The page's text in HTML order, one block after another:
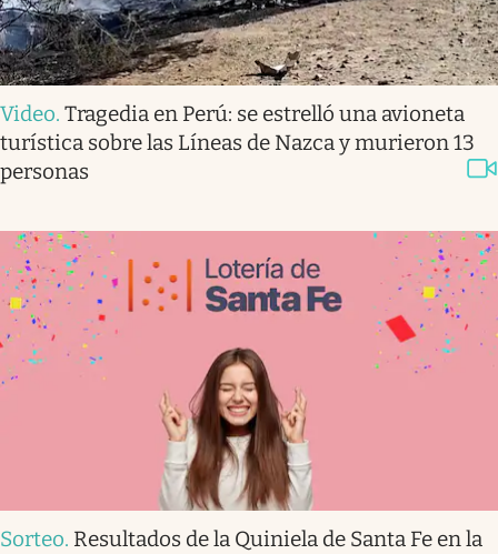
Video. Tragedia en Perú: se estrelló una avioneta
turística sobre las Líneas de Nazca y murieron 13
personas
Sorteo. Resultados de la Quiniela de Santa Fe en la